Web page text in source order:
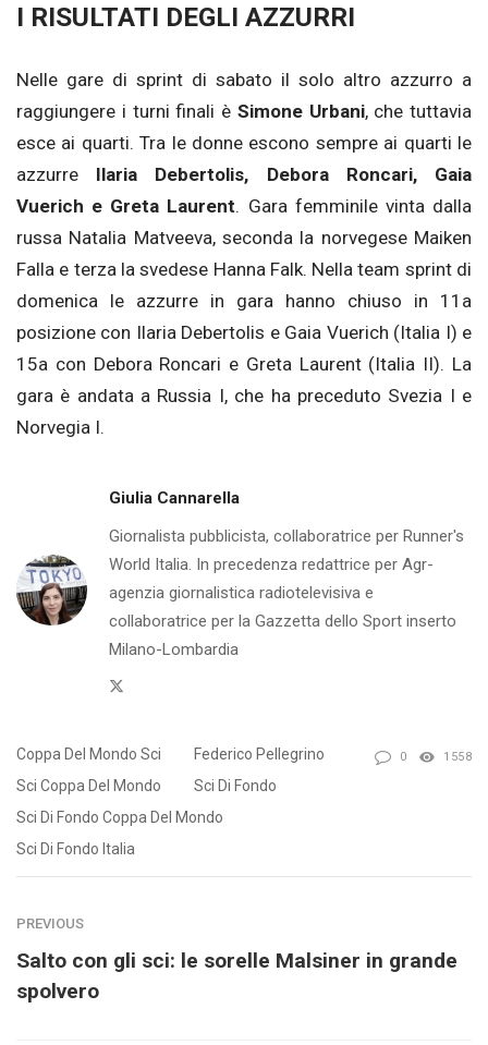
I RISULTATI DEGLI AZZURRI
Nelle gare di sprint di sabato il solo altro azzurro a
raggiungere i turni finali è Simone Urbani, che tuttavia
esce ai quarti. Tra le donne escono sempre ai quarti le
azzurre Ilaria Debertolis, Debora Roncari, Gaia
Vuerich e Greta Laurent. Gara femminile vinta dalla
russa Natalia Matveeva, seconda la norvegese Maiken
Falla e terza la svedese Hanna Falk. Nella team sprint di
domenica le azzurre in gara hanno chiuso in 11a
posizione con Ilaria Debertolis e Gaia Vuerich (Italia I) e
15a con Debora Roncari e Greta Laurent (Italia II). La
gara è andata a Russia I, che ha preceduto Svezia I e
Norvegia I.
Giulia Cannarella
Giornalista pubblicista, collaboratrice per Runner's
World Italia. In precedenza redattrice per Agr-
agenzia giornalistica radiotelevisiva e
collaboratrice per la Gazzetta dello Sport inserto
Milano-Lombardia
Coppa Del Mondo Sci
Federico Pellegrino
Sci Coppa Del Mondo
Sci Di Fondo
Sci Di Fondo Coppa Del Mondo
Sci Di Fondo Italia
0 1558
PREVIOUS
Salto con gli sci: le sorelle Malsiner in grande
spolvero